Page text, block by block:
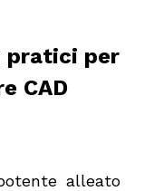
pratici per
CAD
alleato